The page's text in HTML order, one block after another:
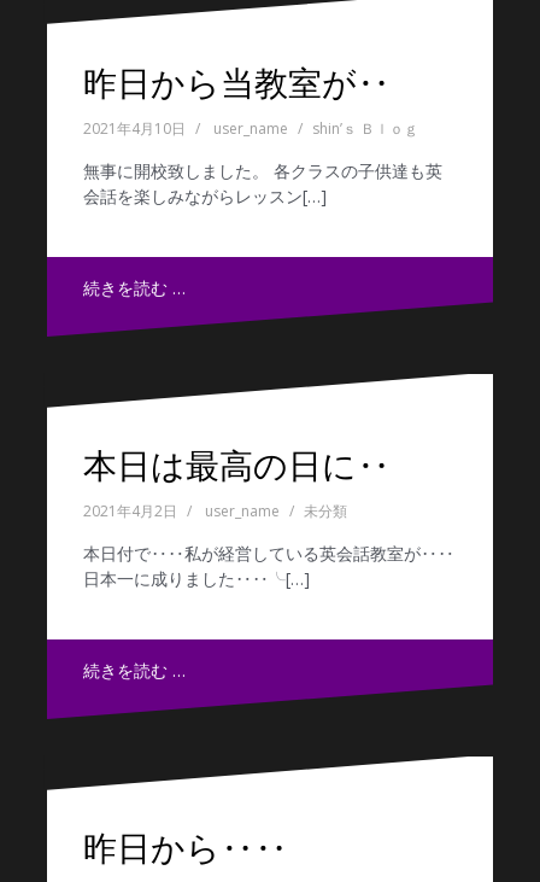
昨日から当教室が‥
2021年4月10日 user_name shin’ｓ Ｂｌｏｇ
無事に開校致しました。 各クラスの子供達も英
会話を楽しみながらレッスン[…]
続きを読む …
本日は最高の日に‥
2021年4月2日 user_name 未分類
本日付で‥‥私が経営している英会話教室が‥‥
日本一に成りました‥‥╰[…]
続きを読む …
昨日から‥‥